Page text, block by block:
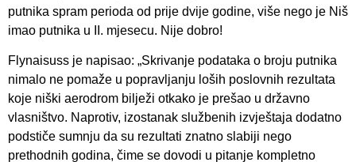
putnika spram perioda od prije dvije godine, više nego je Niš
imao putnika u II. mjesecu. Nije dobro!
Flynaisuss je napisao: „Skrivanje podataka o broju putnika
nimalo ne pomaže u popravljanju loših poslovnih rezultata
koje niški aerodrom bilježi otkako je prešao u državno
vlasništvo. Naprotiv, izostanak službenih izvještaja dodatno
podstiče sumnju da su rezultati znatno slabiji nego
prethodnih godina, čime se dovodi u pitanje kompletno